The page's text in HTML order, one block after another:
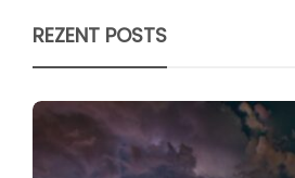
REZENT POSTS